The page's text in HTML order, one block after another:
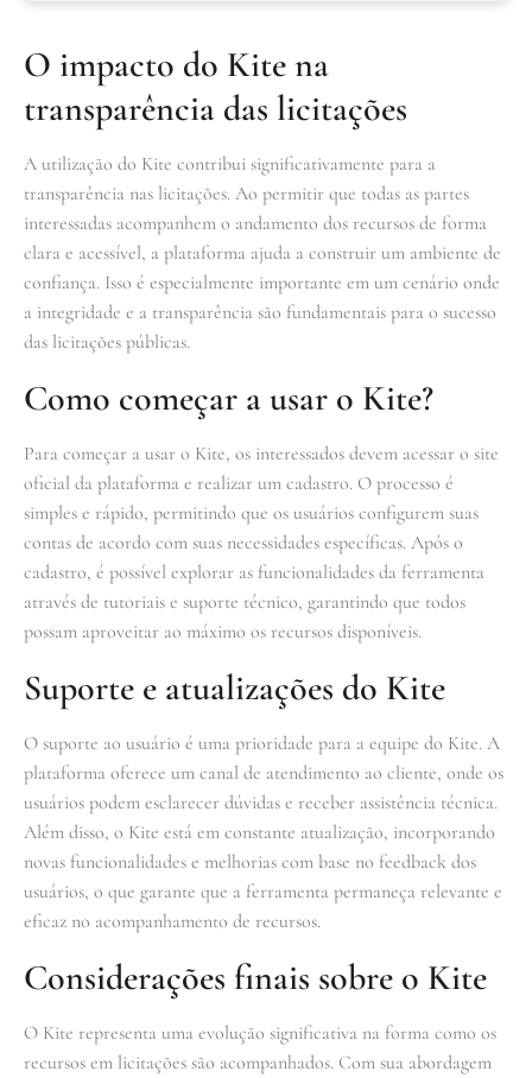
O impacto do Kite na
transparência das licitações
A utilização do Kite contribui significativamente para a
transparência nas licitações. Ao permitir que todas as partes
interessadas acompanhem o andamento dos recursos de forma
clara e acessível, a plataforma ajuda a construir um ambiente de
confiança. Isso é especialmente importante em um cenário onde
a integridade e a transparência são fundamentais para o sucesso
das licitações públicas.
Como começar a usar o Kite?
Para começar a usar o Kite, os interessados devem acessar o site
oficial da plataforma e realizar um cadastro. O processo é
simples e rápido, permitindo que os usuários configurem suas
contas de acordo com suas necessidades específicas. Após o
cadastro, é possível explorar as funcionalidades da ferramenta
através de tutoriais e suporte técnico, garantindo que todos
possam aproveitar ao máximo os recursos disponíveis.
Suporte e atualizações do Kite
O suporte ao usuário é uma prioridade para a equipe do Kite. A
plataforma oferece um canal de atendimento ao cliente, onde os
usuários podem esclarecer dúvidas e receber assistência técnica.
Além disso, o Kite está em constante atualização, incorporando
novas funcionalidades e melhorias com base no feedback dos
usuários, o que garante que a ferramenta permaneça relevante e
eficaz no acompanhamento de recursos.
Considerações finais sobre o Kite
O Kite representa uma evolução significativa na forma como os
recursos em licitações são acompanhados. Com sua abordagem